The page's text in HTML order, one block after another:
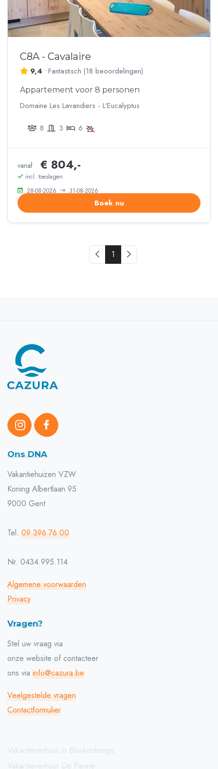
C8A - Cavalaire
9,4 • Fantastisch (18 beoordelingen)
Appartement voor 8 personen
Domaine Les Lavandiers - L'Eucalyptus
8 3 6
vanaf € 804,-
incl. toeslagen
28-08-2026
31-08-2026
Boek nu
Vorige pagina
1 Volgende pagina
Ons DNA
Vakantiehuizen VZW
Koning Albertlaan 95
9000 Gent
Tel. 09 396 76 00
Nr. 0434.995.114
Algemene voorwaarden
Privacy
Vragen?
Stel uw vraag via
onze website of contacteer
ons via info@cazura.be
Veelgestelde vragen
Contactformulier
Vakantieverhuur in Blankenberge
Vakantieverhuur De Panne